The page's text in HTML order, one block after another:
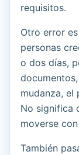
requisitos.
Otro error
personas
o dos días,
mudanza, el
No significa
moverse
También